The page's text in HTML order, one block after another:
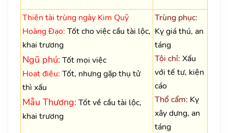
Thiên tài trùng ngày Kim Quỹ
Hoàng Đạo: Tốt cho việc cầu tài lộc,
khai trương
Ngũ phú: Tốt mọi việc
Hoạt điệu: Tốt, nhưng gặp thụ tử
thì xấu
Mẫu Thương: Tốt về cầu tài lộc,
khai trương
Trùng phục:
Kỵ giá thú, an
táng
Tội chỉ: Xấu
với tế tự, kiện
cáo
Thổ cẩm: Kỵ
xây dựng, an
táng